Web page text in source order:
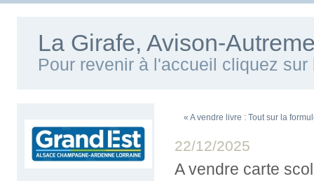
La Girafe, Avison-
Pour revenir à l'accueil cliquez sur
« A vendre livre : Tout sur la
22/12/2025
A vendre carte